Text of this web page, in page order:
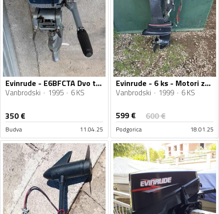
Evinrude - E6BFCTA Dvo taktni motor 2 cilindra 6 KS - Motori za plovila
Vanbrodski 1995 6 KS
350€
Budva 11.04.25
Evinrude - 6 ks - Motori za plovila
Vanbrodski 1999 6 KS
599 € 600€
Podgorica 18.01.25